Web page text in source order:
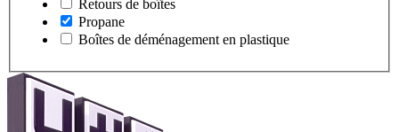
Retours de boîtes
Propane
Boîtes de déménagement en plastique